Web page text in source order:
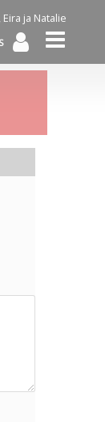
Eira ja Natalie